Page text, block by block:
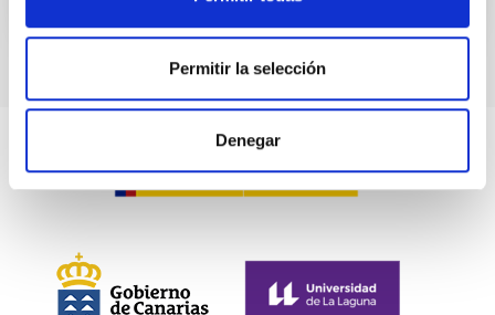
Permitir la selección
Denegar